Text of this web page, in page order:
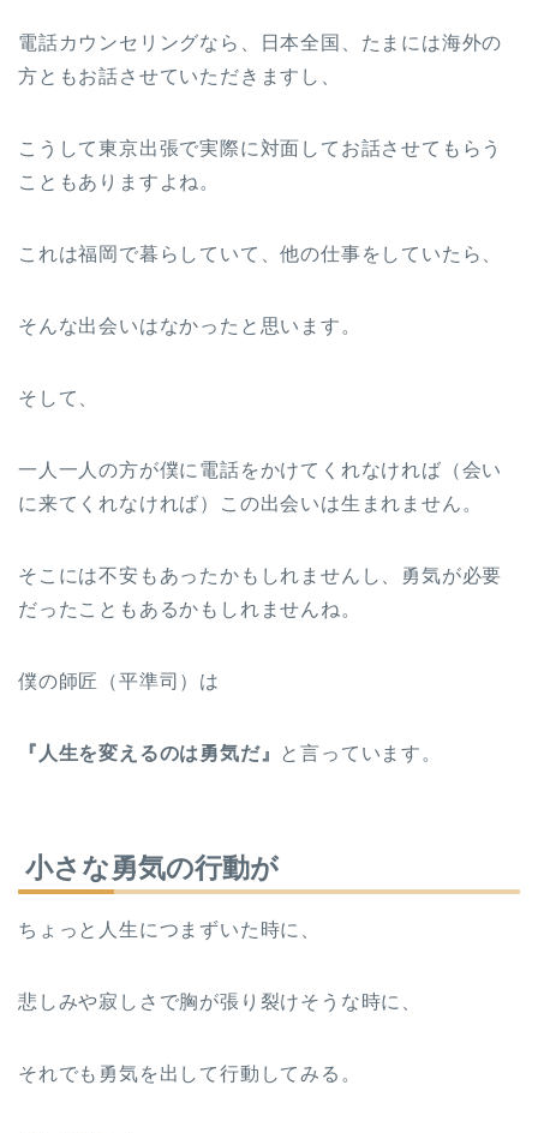
電話カウンセリングなら、日本全国、たまには海外の
方ともお話させていただきますし、
こうして東京出張で実際に対面してお話させてもらう
こともありますよね。
これは福岡で暮らしていて、他の仕事をしていたら、
そんな出会いはなかったと思います。
そして、
一人一人の方が僕に電話をかけてくれなければ（会い
に来てくれなければ）この出会いは生まれません。
そこには不安もあったかもしれませんし、勇気が必要
だったこともあるかもしれませんね。
僕の師匠（平準司）は
『人生を変えるのは勇気だ』 と言っています。
小さな勇気の行動が
ちょっと人生につまずいた時に、
悲しみや寂しさで胸が張り裂けそうな時に、
それでも勇気を出して行動してみる。